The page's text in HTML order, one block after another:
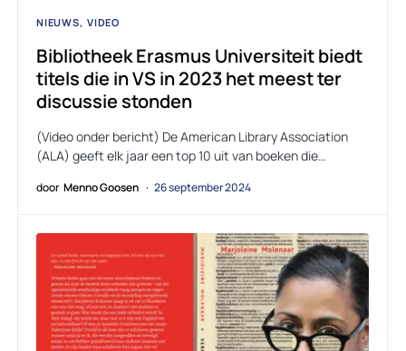
NIEUWS VIDEO
Bibliotheek Erasmus Universiteit biedt
titels die in VS in 2023 het meest ter
discussie stonden
(Video onder bericht) De American Library Association
(ALA) geeft elk jaar een top 10 uit van boeken die…
door Menno Goosen 26 september 2024